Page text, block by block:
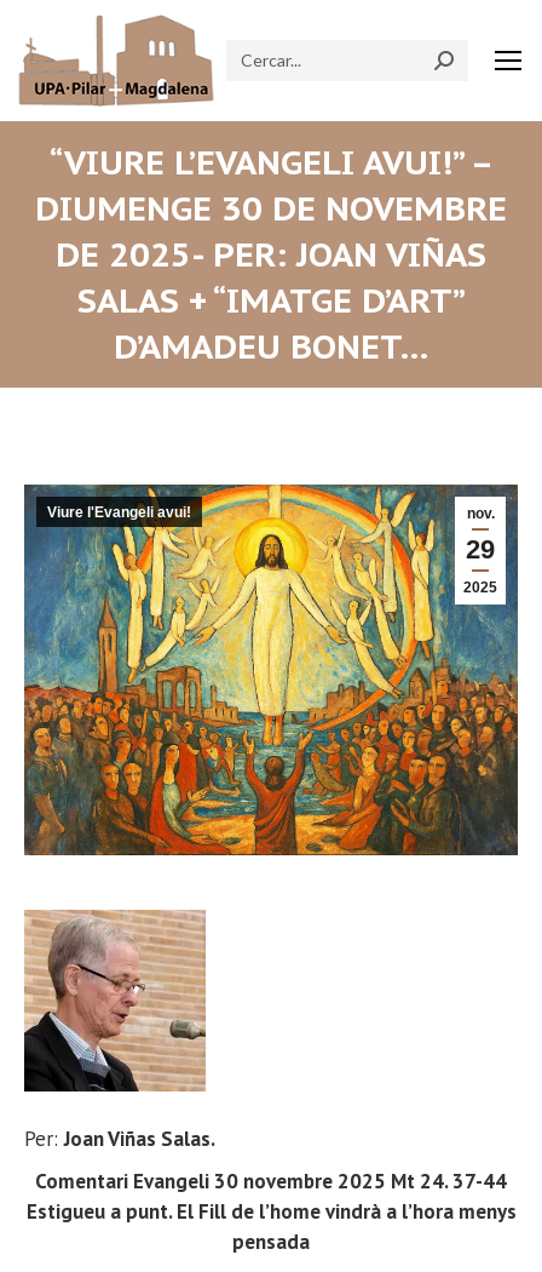
Search:
“VIURE L’EVANGELI AVUI!” –
DIUMENGE 30 DE NOVEMBRE
DE 2025- PER: JOAN VIÑAS
SALAS + “IMATGE D’ART”
D’AMADEU BONET…
nov.
29
2025
Viure l'Evangeli avui!
Per:Joan Viñas Salas.
Comentari Evangeli 30 novembre 2025 Mt 24. 37-44
Estigueu a punt. El Fill de l’home vindrà a l’hora menys
pensada